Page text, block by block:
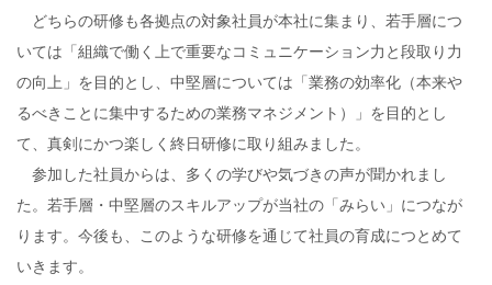
どちらの研修も各拠点の対象社員が本社に集まり、若手層につ
いては「組織で働く上で重要なコミュニケーション力と段取り力
の向上」を目的とし、中堅層については「業務の効率化（本来や
るべきことに集中するための業務マネジメント）」を目的とし
て、真剣にかつ楽しく終日研修に取り組みました。
参加した社員からは、多くの学びや気づきの声が聞かれまし
た。若手層・中堅層のスキルアップが当社の「みらい」につなが
ります。今後も、このような研修を通じて社員の育成につとめて
いきます。